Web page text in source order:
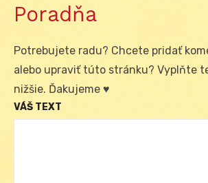
Poradňa
Potrebujete radu? Chcete pridať
alebo upraviť túto stránku? Vyplňte
nižšie. Ďakujeme ♥
VÁŠ TEXT